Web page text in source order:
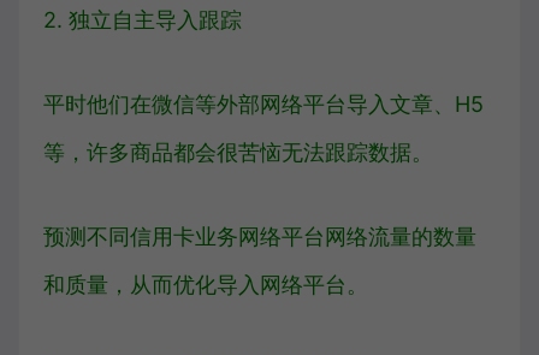
2. 独立自主导入跟踪
平时他们在微信等外部网络平台导入文章、H5
等，许多商品都会很苦恼无法跟踪数据。
预测不同信用卡业务网络平台网络流量的数量
和质量，从而优化导入网络平台。